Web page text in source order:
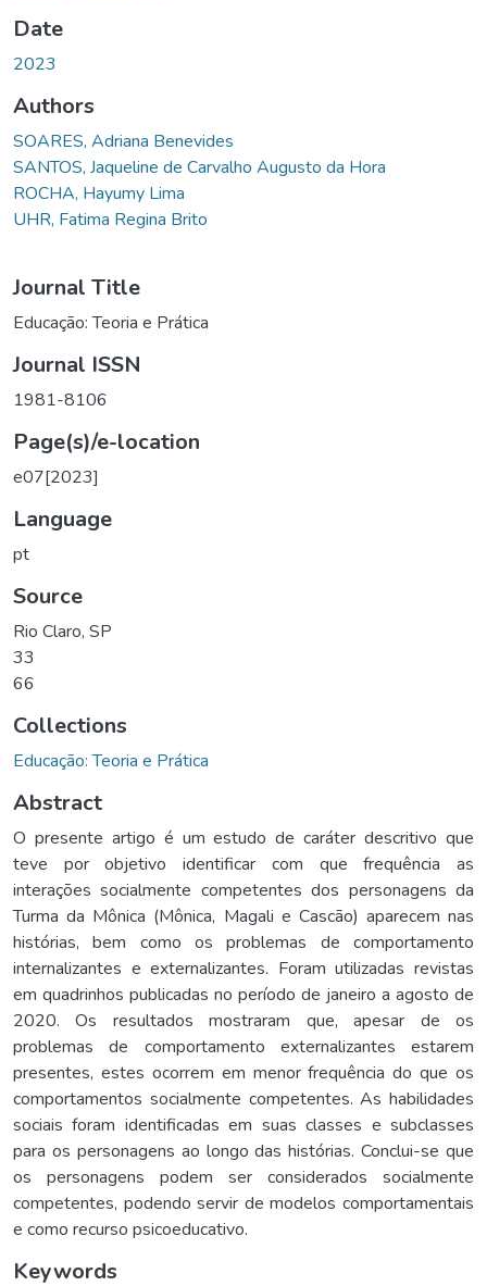
Date
2023
Authors
SOARES, Adriana Benevides
SANTOS, Jaqueline de Carvalho Augusto da Hora
ROCHA, Hayumy Lima
UHR, Fatima Regina Brito
Journal Title
Educação: Teoria e Prática
Journal ISSN
1981-8106
Page(s)/e-location
e07[2023]
Language
pt
Source
Rio Claro, SP
33
66
Collections
Educação: Teoria e Prática
Abstract
O presente artigo é um estudo de caráter descritivo que
teve por objetivo identificar com que frequência as
interações socialmente competentes dos personagens da
Turma da Mônica (Mônica, Magali e Cascão) aparecem nas
histórias, bem como os problemas de comportamento
internalizantes e externalizantes. Foram utilizadas revistas
em quadrinhos publicadas no período de janeiro a agosto de
2020. Os resultados mostraram que, apesar de os
problemas de comportamento externalizantes estarem
presentes, estes ocorrem em menor frequência do que os
comportamentos socialmente competentes. As habilidades
sociais foram identificadas em suas classes e subclasses
para os personagens ao longo das histórias. Conclui-se que
os personagens podem ser considerados socialmente
competentes, podendo servir de modelos comportamentais
e como recurso psicoeducativo.
Keywords